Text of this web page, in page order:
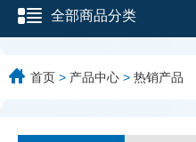
全部商品分类
首页 > 产品中心 > 热销产品